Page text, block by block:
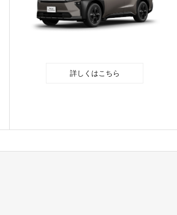
詳しくはこちら